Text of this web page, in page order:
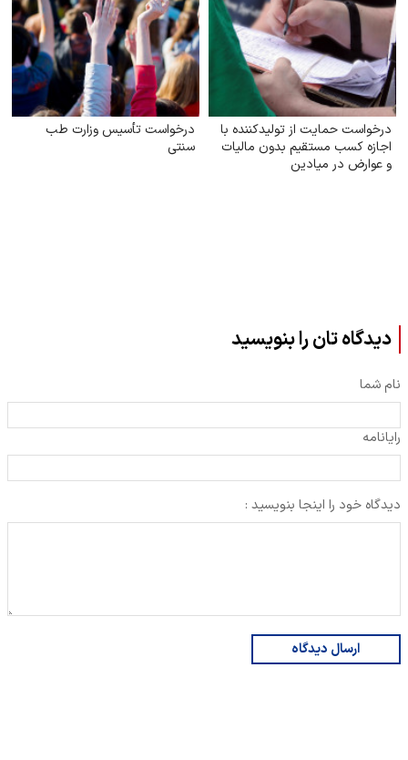
درخواست حمایت از تولیدکننده با
اجازه کسب مستقیم بدون مالیات
و عوارض در میادین
درخواست تأسیس وزارت طب
سنتی
دیدگاه تان را بنویسید
نام شما
رایانامه
دیدگاه خود را اینجا بنویسید :
ارسال دیدگاه